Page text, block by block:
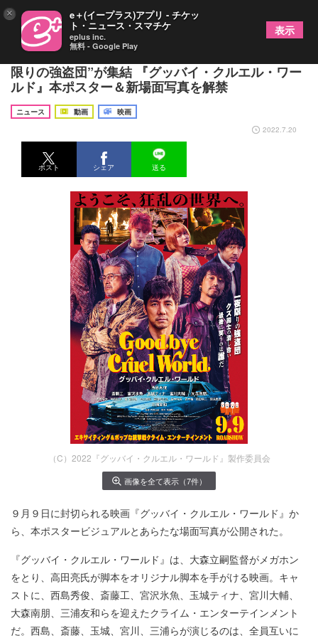
西島秀俊、斎藤工、宮沢氷魚、玉城ティナら“一夜
限りの強盗団”が集結 『グッバイ・クルエル・ワー
ルド』本ポスター＆新場面写真を解禁
ニュース 動画
映画
2022.7.20
ポスト シェア 送る
（C）2022『グッバイ・クルエル・ワールド』製作委員会
画像を全て表示（7件）
９月９日に封切られる映画『グッバイ・クルエル・ワールド』か
ら、本ポスタービジュアルとあらたな場面写真が公開された。
『グッバイ・クルエル・ワールド』は、大森立嗣監督がメガホン
をとり、高田亮氏が脚本をオリジナル脚本を手がける映画。キャ
ストに、西島秀俊、斎藤工、宮沢氷魚、玉城ティナ、宮川大輔、
大森南朋、三浦友和らを迎えたクライム・エンターテインメント
だ。西島、斎藤、玉城、宮川、三浦らが演じるのは、全員互いに
× e＋(イープラス)アプリ - チケッ
ト・ニュース・スマチケ
eplus inc.
無料 - Google Play
表示